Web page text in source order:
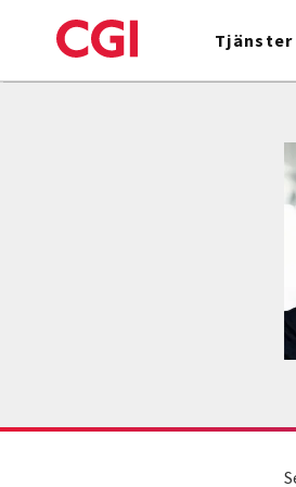
to
Tjänster